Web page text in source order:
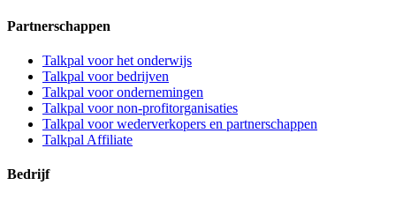
Partnerschappen
Talkpal voor het onderwijs
Talkpal voor bedrijven
Talkpal voor ondernemingen
Talkpal voor non-profitorganisaties
Talkpal voor wederverkopers en partnerschappen
Talkpal Affiliate
Bedrijf